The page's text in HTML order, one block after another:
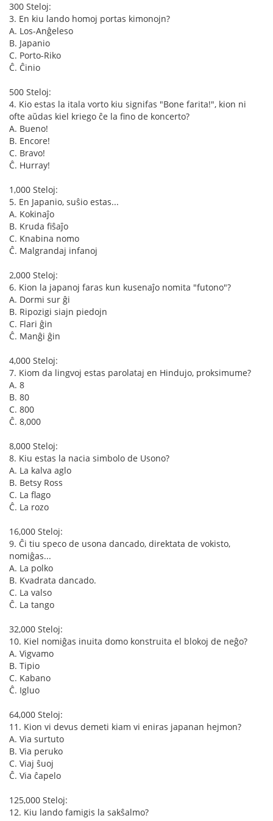
300 Steloj:
3. En kiu lando homoj portas kimonojn?
A. Los-Anĝeleso
B. Japanio
C. Porto-Riko
Ĉ. Ĉinio
500 Steloj:
4. Kio estas la itala vorto kiu signifas "Bone farita!", kion ni
ofte aŭdas kiel kriego ĉe la fino de koncerto?
A. Bueno!
B. Encore!
C. Bravo!
Ĉ. Hurray!
1,000 Steloj:
5. En Japanio, suŝio estas...
A. Kokinaĵo
B. Kruda fiŝaĵo
C. Knabina nomo
Ĉ. Malgrandaj infanoj
2,000 Steloj:
6. Kion la japanoj faras kun kusenaĵo nomita "futono"?
A. Dormi sur ĝi
B. Ripozigi siajn piedojn
C. Flari ĝin
Ĉ. Manĝi ĝin
4,000 Steloj:
7. Kiom da lingvoj estas parolataj en Hindujo, proksimume?
A. 8
B. 80
C. 800
Ĉ. 8,000
8,000 Steloj:
8. Kiu estas la nacia simbolo de Usono?
A. La kalva aglo
B. Betsy Ross
C. La flago
Ĉ. La rozo
16,000 Steloj:
9. Ĉi tiu speco de usona dancado, direktata de vokisto,
nomiĝas...
A. La polko
B. Kvadrata dancado.
C. La valso
Ĉ. La tango
32,000 Steloj:
10. Kiel nomiĝas inuita domo konstruita el blokoj de neĝo?
A. Vigvamo
B. Tipio
C. Kabano
Ĉ. Igluo
64,000 Steloj:
11. Kion vi devus demeti kiam vi eniras japanan hejmon?
A. Via surtuto
B. Via peruko
C. Viaj ŝuoj
Ĉ. Via ĉapelo
125,000 Steloj:
12. Kiu lando famigis la sakŝalmo?